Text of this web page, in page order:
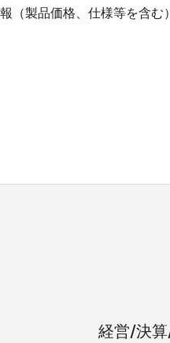
（製品価格、仕様等を含
経営/決